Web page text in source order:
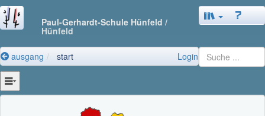
Paul-Gerhardt-Schule Hünfeld /
Hünfeld
ausgang start Login